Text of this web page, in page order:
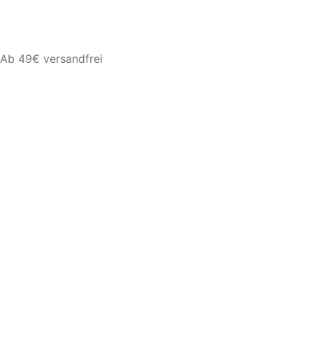
Ab 49€ versandfrei